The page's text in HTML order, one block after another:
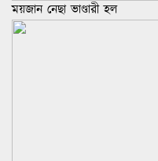
ময়জান নেছা ভাণ্ডারী হল